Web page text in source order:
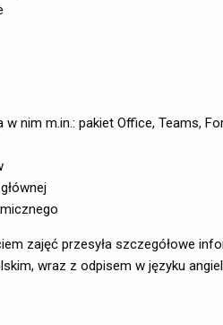
nim m.in.: pakiet Office, Teams,
zajęć przesyła szczegółowe
wraz z odpisem w języku